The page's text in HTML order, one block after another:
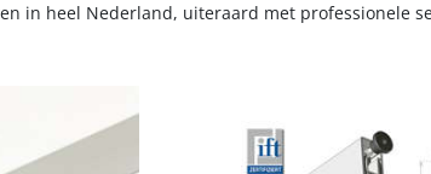
in heel Nederland, uiteraard met professionele